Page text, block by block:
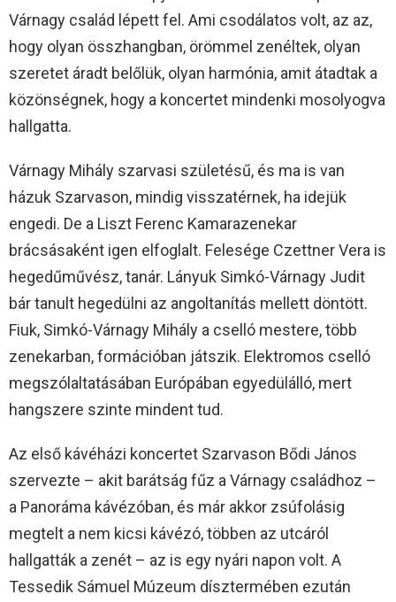
Várnagy család lépett fel. Ami csodálatos volt, az az,
hogy olyan összhangban, örömmel zenéltek, olyan
szeretet áradt belőlük, olyan harmónia, amit átadtak a
közönségnek, hogy a koncertet mindenki mosolyogva
hallgatta.
Várnagy Mihály szarvasi születésű, és ma is van
házuk Szarvason, mindig visszatérnek, ha idejük
engedi. De a Liszt Ferenc Kamarazenekar
brácsásaként igen elfoglalt. Felesége Czettner Vera is
hegedűművész, tanár. Lányuk Simkó-Várnagy Judit
bár tanult hegedülni az angoltanítás mellett döntött.
Fiuk, Simkó-Várnagy Mihály a cselló mestere, több
zenekarban, formációban játszik. Elektromos cselló
megszólaltatásában Európában egyedülálló, mert
hangszere szinte mindent tud.
Az első kávéházi koncertet Szarvason Bődi János
szervezte – akit barátság fűz a Várnagy családhoz –
a Panoráma kávézóban, és már akkor zsúfolásig
megtelt a nem kicsi kávézó, többen az utcáról
hallgatták a zenét – az is egy nyári napon volt. A
Tessedik Sámuel Múzeum dísztermében ezután